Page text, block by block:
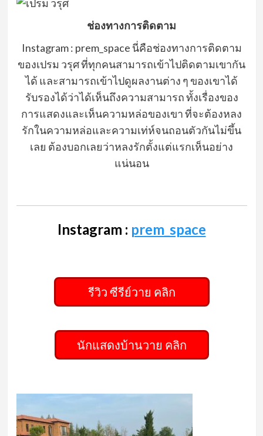
ช่องทางการติดตาม
Instagram : prem_space นี่คือช่องทางการติดตาม
ของเปรม วรุศ ที่ทุกคนสามารถเข้าไปติดตามเขากัน
ได้ และสามารถเข้าไปดูผลงานต่าง ๆ ของเขาได้
รับรองได้ว่าได้เห็นถึงความสามารถ ทั้งเรื่องของ
การแสดงและเห็นความหล่อของเขา ที่จะต้องหลง
รักในความหล่อและความเท่ห์จนถอนตัวกันไม่ขึ้น
เลย ต้องบอกเลยว่าหลงรักตั้งแต่แรกเห็นอย่าง
แน่นอน
Instagram : prem_space
รีวิว ซีรีย์วาย คลิก
นักแสดงบ้านวาย คลิก